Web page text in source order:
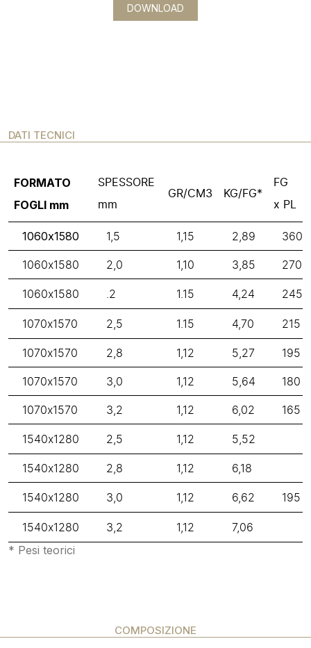
DOWNLOAD
DATI TECNICI
FORMATO
FOGLI mm
SPESSORE
mm
GR/CM3 KG/FG*
FG
x PL
1060x1580 1,5 1,15 2,89 360
1060x1580 2,0 1,10 3,85 270
1060x1580 .2 1.15 4,24 245
1070x1570 2,5 1.15 4,70 215
1070x1570 2,8 1,12 5,27 195
1070x1570 3,0 1,12 5,64 180
1070x1570 3,2 1,12 6,02 165
1540x1280 2,5 1,12 5,52
1540x1280 2,8 1,12 6,18
1540x1280 3,0 1,12 6,62 195
1540x1280 3,2 1,12
7,06
* Pesi teorici
COMPOSIZIONE